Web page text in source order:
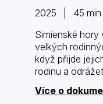
2025 | 45 min
Simienské
velkých
když přijde
rodinu a
Více o